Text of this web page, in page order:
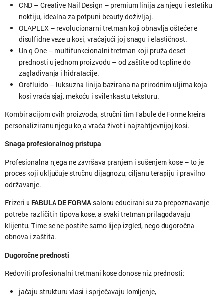
CND – Creative Nail Design – premium linija za njegu i estetiku
noktiju, idealna za potpuni beauty doživljaj.
OLAPLEX – revolucionarni tretman koji obnavlja oštećene
disulfidne veze u kosi, vraćajući joj snagu i elastičnost.
Uniq One – multifunkcionalni tretman koji pruža deset
prednosti u jednom proizvodu – od zaštite od topline do
zaglađivanja i hidratacije.
Orofluido – luksuzna linija bazirana na prirodnim uljima koja
kosi vraća sjaj, mekoću i svilenkastu teksturu.
Kombinacijom ovih proizvoda, stručni tim Fabule de Forme kreira
personaliziranu njegu koja vraća život i najzahtjevnijoj kosi.
Snaga profesionalnog pristupa
Profesionalna njega ne završava pranjem i sušenjem kose – to je
proces koji uključuje stručnu dijagnozu, ciljanu terapiju i pravilno
održavanje.
Frizeri u FABULA DE FORMA salonu educirani su za prepoznavanje
potreba različitih tipova kose, a svaki tretman prilagođavaju
klijentu. Time se ne postiže samo lijep izgled, nego dugoročna
obnova i zaštita.
Dugoročne prednosti
Redoviti profesionalni tretmani kose donose niz prednosti:
jačaju strukturu vlasi i sprječavaju lomljenje,